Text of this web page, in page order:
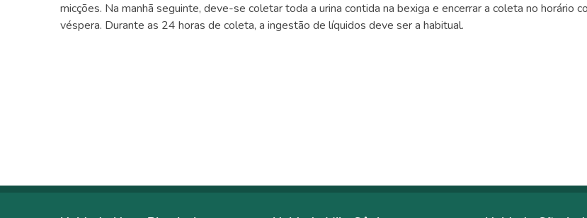
micções. Na manhã seguinte, deve-se coletar toda a urina contida na bexiga e encerrar a coleta no horário
véspera. Durante as 24 horas de coleta, a ingestão de líquidos deve ser a habitual.